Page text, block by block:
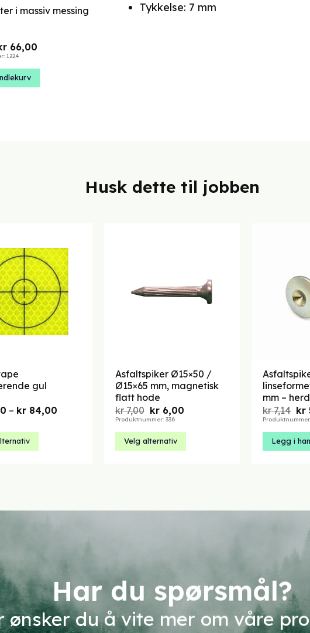
i massiv messing
kr 82,00.
66,00
1224
Tykkelse: 7 mm
Husk dette til jobben
gul
– kr 84,00
Asfaltspiker Ø15×50 /
Ø15×65 mm, magnetisk
flatt hode
kr7,00 Opprinnelig
pris
kr 7,00.
kr6,00Nåværende
kr 6,00.
Produktnummer: 336
Velg alternativ
produktsiden
mm –
kr7,14
kr
kr
Legg i
Har du spørsmål?
ønsker du å vite mer om våre